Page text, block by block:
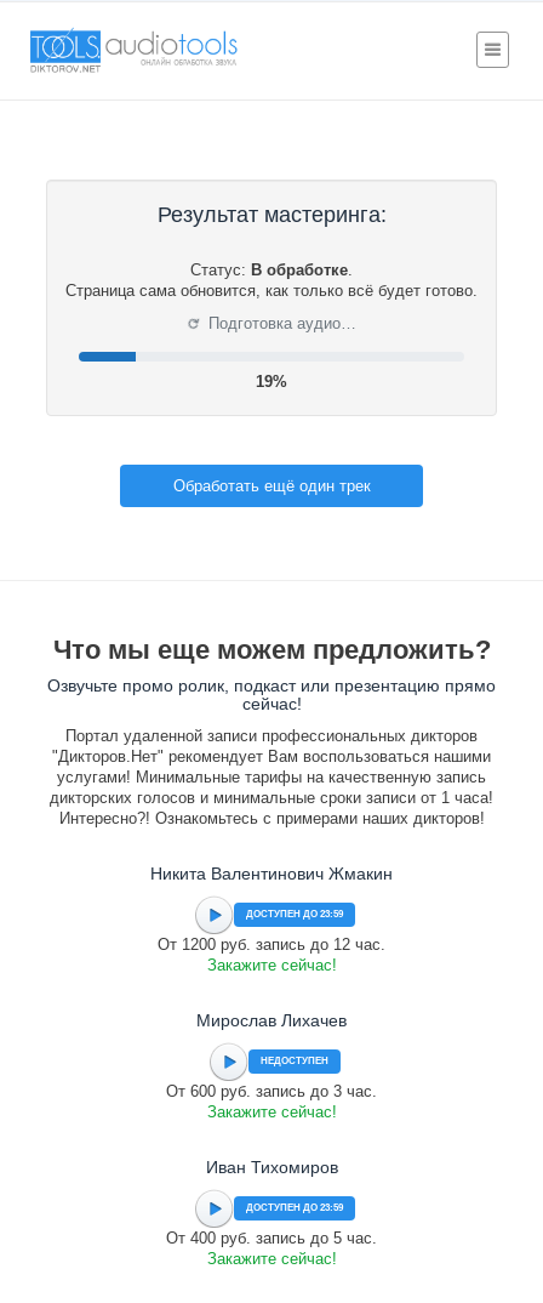
Результат мастеринга:
Статус: В обработке.
Страница сама обновится, как только всё будет готово.
⟳ Подготовка аудио…
19%
Обработать ещё один трек
Что мы еще можем предложить?
Озвучьте промо ролик, подкаст или презентацию прямо
сейчас!
Портал удаленной записи профессиональных дикторов
"Дикторов.Нет" рекомендует Вам воспользоваться нашими
услугами! Минимальные тарифы на качественную запись
дикторских голосов и минимальные сроки записи от 1 часа!
Интересно?! Ознакомьтесь с примерами наших дикторов!
Никита Валентинович Жмакин
ДОСТУПЕН ДО 23:59
От 1200 руб. запись до 12 час.
Закажите сейчас!
Мирослав Лихачев
НЕДОСТУПЕН
От 600 руб. запись до 3 час.
Закажите сейчас!
Иван Тихомиров
ДОСТУПЕН ДО 23:59
От 400 руб. запись до 5 час.
Закажите сейчас!